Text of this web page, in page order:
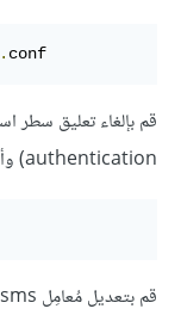
. conf
authentication) وأضف هذا السطر:
قم بتعديل مُعامِل auth_mechanisms: